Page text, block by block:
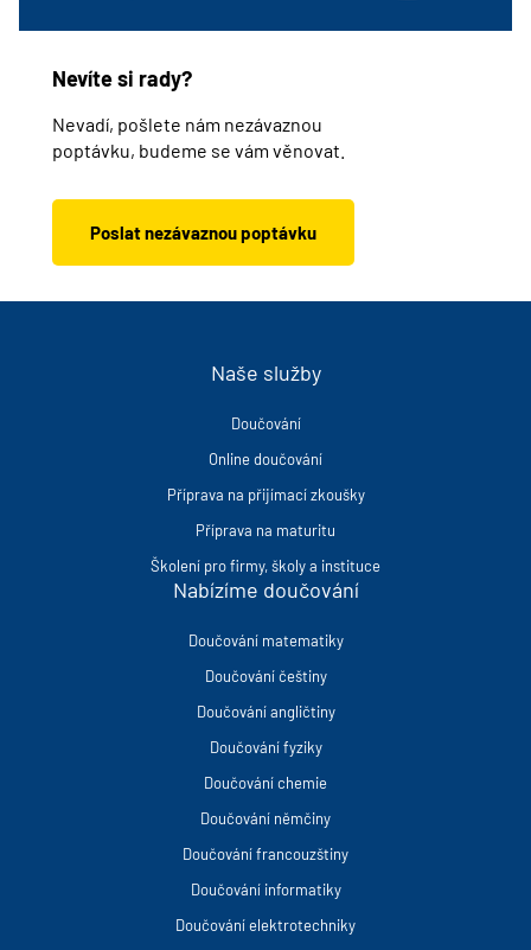
Nevíte si rady?
Nevadí, pošlete nám nezávaznou
poptávku, budeme se vám věnovat.
Poslat nezávaznou poptávku
Naše služby
Doučování
Online doučování
Příprava na přijímací zkoušky
Příprava na maturitu
Školení pro firmy, školy a instituce
Nabízíme doučování
Doučování matematiky
Doučování češtiny
Doučování angličtiny
Doučování fyziky
Doučování chemie
Doučování němčiny
Doučování francouzštiny
Doučování informatiky
Doučování elektrotechniky